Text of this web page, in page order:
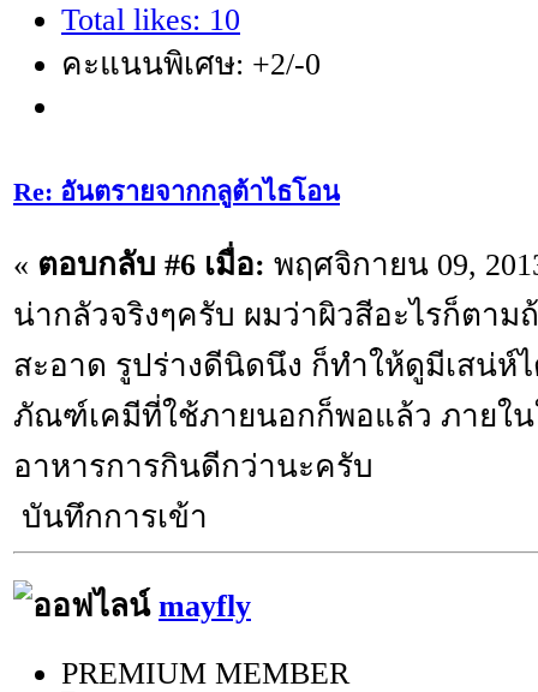
Total likes: 10
คะแนนพิเศษ: +2/-0
Re: อันตรายจากกลูต้าไธโอน
« ตอบกลับ #6 เมื่อ: พฤศจิกายน 09,
น่ากลัวจริงๆครับ ผมว่าผิวสีอะไรก็ตาม
สะอาด รูปร่างดีนิดนึง ก็ทำให้ดูมีเสน่ห์
ภัณฑ์เคมีที่ใช้ภายนอกก็พอแล้ว ภายใน
อาหารการกินดีกว่านะครับ
บันทึกการเข้า
mayfly
PREMIUM MEMBER